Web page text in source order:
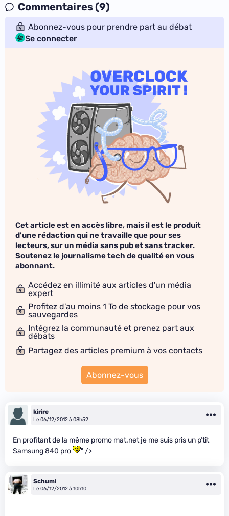
Commentaires (9)
Abonnez-vous pour prendre part au débat
Se connecter
Cet article est en accès libre, mais il est le produit
d'une rédaction qui ne travaille que pour ses
lecteurs, sur un média sans pub et sans tracker.
Soutenez le journalisme tech de qualité en vous
abonnant.
Accédez en illimité aux articles d'un média
expert
Profitez d'au moins 1 To de stockage pour vos
sauvegardes
Intégrez la communauté et prenez part aux
débats
Partagez des articles premium à vos contacts
Abonnez-vous
kirire
Le 06/12/2012 à 08h52
En profitant de la même promo mat.net je me suis pris un p’tit
Samsung 840 pro
" />
Schumi
Le 06/12/2012 à 10h10